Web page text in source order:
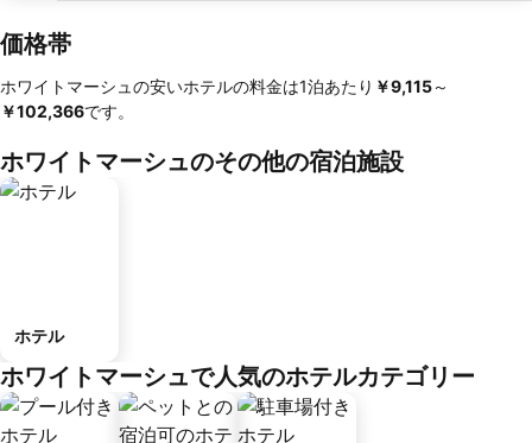
価格帯
ホワイトマーシュの安いホテルの料金は1泊あたり ‎￥9,115～
￥102,366です。
ホワイトマーシュのその他の宿泊施設
ホテル
ホワイトマーシュで人気のホテルカテゴリー